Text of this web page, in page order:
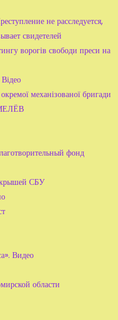
не расследуется,
свидетелей
ворогів свободи преси на
механізованої бригади
фонд
СБУ
Видео
области